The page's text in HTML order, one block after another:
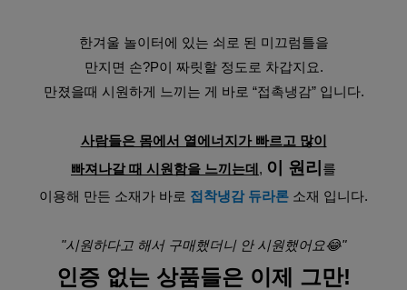
한겨울 놀이터에 있는 쇠로 된 미끄럼틀을
만지면 손?P이 짜릿할 정도로 차갑지요.
만졌을때 시원하게 느끼는 게 바로 “접촉냉감” 입니다.
사람들은 몸에서 열에너지가 빠르고 많이
빠져나갈 때 시원함을 느끼는데 , 이 원리 를
이용해 만든 소재가 바로 접착냉감 듀라론 소재 입니다.
"시원하다고 해서 구매했더니 안 시원했어요😂"
인증 없는 상품들은 이제 그만!